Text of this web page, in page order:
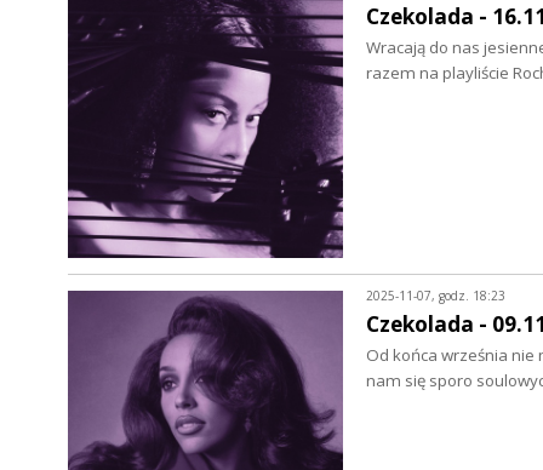
Czekolada -
Wracają do nas
razem na playliście
2025-11-07, godz. 18:23
Czekolada -
Od końca września nie
nam się sporo